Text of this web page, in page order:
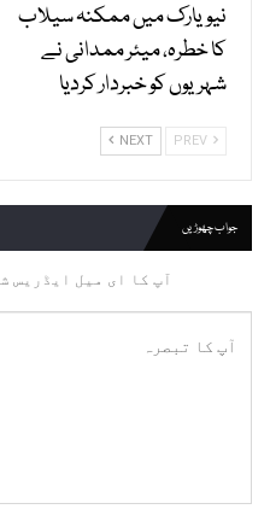
نیویارک میں ممکنہ سیلاب
کا خطرہ، میئر ممدانی نے
شہریوں کو خبردار کردیا
NEXT
جواب چھوڑیں
آپ کا ای میل ایڈریس